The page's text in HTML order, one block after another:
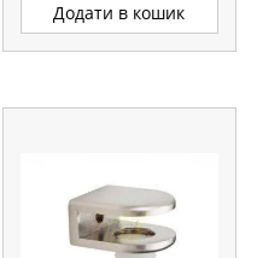
Додати в кошик